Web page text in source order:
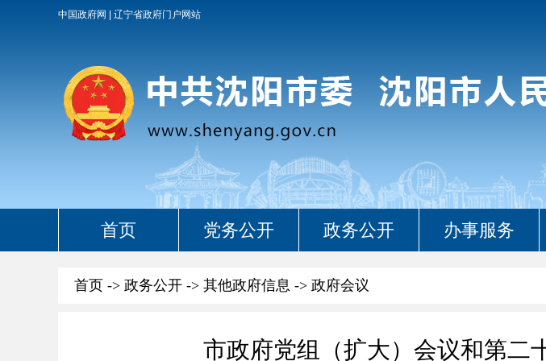
中国政府网 辽宁省政府门户网站
首页 党务公开 政务公开 办事服务
首页 -> 政务公开 -> 其他政府信息 -> 政府会议
市政府党组（扩大）会议和第二